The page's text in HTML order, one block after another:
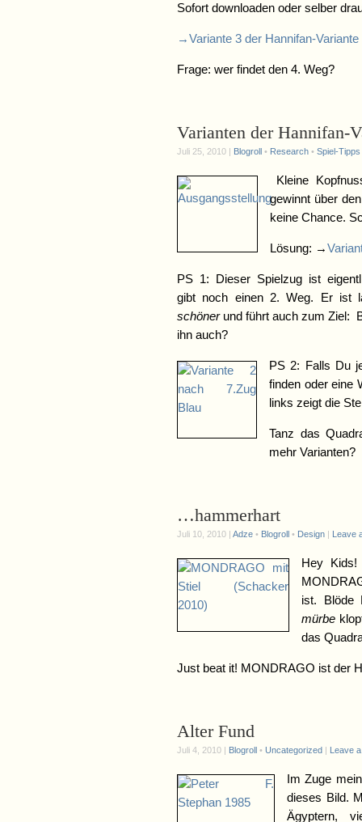
Sofort downloaden oder selber
→Variante 3 der Hannifan-Variante
Frage: wer findet den 4. Weg?
Varianten der Hannifan-
Juli 25, 2010 | Blogroll • Research • Spiel-Tipps
Kleine
gewinnt über
keine Chance.
Lösung: →
PS 1: Dieser Spielzug ist
gibt noch einen 2. Weg. Er ist
schönerund führt auch zum Ziel:
ihn auch?
PS 2: Falls Du
finden oder eine
links zeigt die
Tanz das
mehr Varianten?
…hammerhart
Juli 10, 2010 | Adze • Blogroll • Design | Leave
Hey
ist. Blöde
mürbe
das
Just beat it! MONDRAGO ist der
Alter Fund
Juli 4, 2010 | Blogroll • Uncategorized | Leave
Im Zuge
dieses Bild.
Ägyptern,